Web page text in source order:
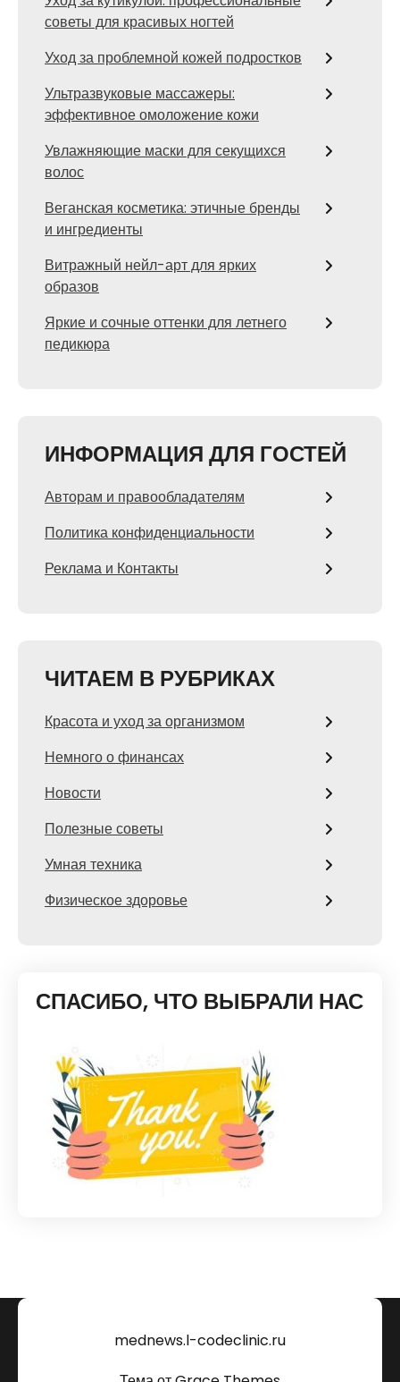
советы для красивых ногтей
Уход за проблемной кожей подростков
Ультразвуковые массажеры:
эффективное омоложение кожи
Увлажняющие маски для секущихся
волос
Веганская косметика: этичные бренды
и ингредиенты
Витражный нейл-арт для ярких
образов
Яркие и сочные оттенки для летнего
педикюра
ИНФОРМАЦИЯ ДЛЯ ГОСТЕЙ
Авторам и правообладателям
Политика конфиденциальности
Реклама и Контакты
ЧИТАЕМ В РУБРИКАХ
Красота и уход за организмом
Немного о финансах
Новости
Полезные советы
Умная техника
Физическое здоровье
СПАСИБО, ЧТО ВЫБРАЛИ НАС
mednews.l-codeclinic.ru